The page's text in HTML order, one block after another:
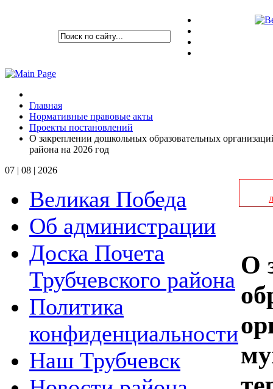
Главная
Нормативные правовые акты
Проекты постановлений
О закреплении дошкольных образовательных
района на 2026 год
07 | 08 | 2026
Великая Победа
Об администрации
Доска Почета
Трубчевского района
Политика
конфиденциальности
Наш Трубчевск
О